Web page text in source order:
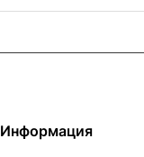
Информация